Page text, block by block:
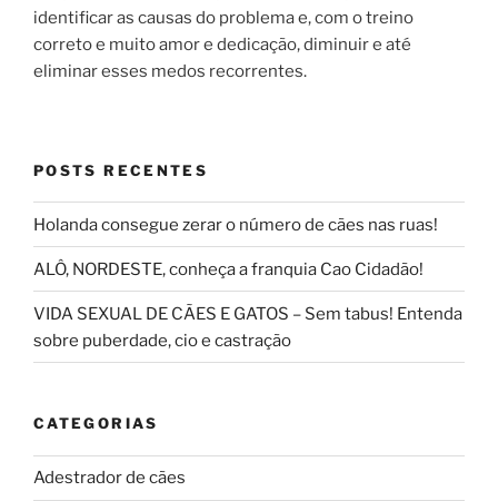
identificar as causas do problema e, com o treino
correto e muito amor e dedicação, diminuir e até
eliminar esses medos recorrentes.
POSTS RECENTES
Holanda consegue zerar o número de cães nas ruas!
ALÔ, NORDESTE, conheça a franquia Cao Cidadão!
VIDA SEXUAL DE CÃES E GATOS – Sem tabus! Entenda
sobre puberdade, cio e castração
CATEGORIAS
Adestrador de cães